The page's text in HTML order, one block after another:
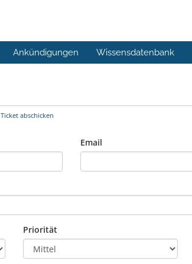
Ankündigungen Wissensdatenbank
Ticket abschicken
Email
Priorität